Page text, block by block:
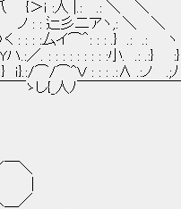
ｉ :人 |.: .: ＼ ＼
: 辷彡二アヽ,: ＼ ＼
: : :厶イ⌒＾: : : .} .: .: ヽ
／. : : : : : : : : :小. .: .:} :}
⌒/⌒^Ｖ : : : .:∧ .:ノ .;ﾉ
￣ゝし{_人ﾉ￣￣￣￣￣￣